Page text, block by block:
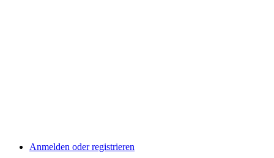
Anmelden oder registrieren